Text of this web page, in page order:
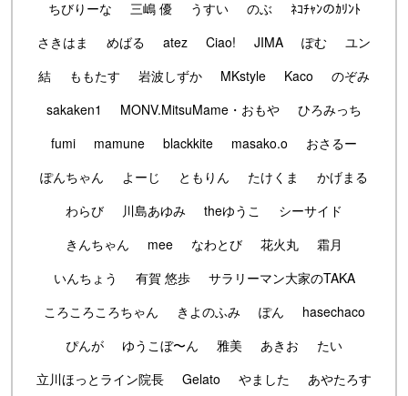
ちびりーな
三嶋 優 うすい のぶ
ﾈｺﾁｬﾝのｶﾘﾝﾄ
さきはま
めばる atez Ciao! JIMA ぽむ
ユン
結
ももたす 岩波しずか MKstyle Kaco
のぞみ
sakaken1
MONV.MitsuMame・おもや
ひろみっち
fumi
mamune blackkite masako.o
おさるー
ぽんちゃん
よーじ ともりん たけくま
かげまる
わらび
川島あゆみ theゆうこ
シーサイド
きんちゃん
mee なわとび 花火丸
霜月
いんちょう
有賀 悠歩
サラリーマン大家のTAKA
ころころころちゃん
きよのふみ ぽん
hasechaco
ぴんが
ゆうこぼ〜ん 雅美 あきお
たい
立川ほっとライン院長
Gelato やました
あやたろす